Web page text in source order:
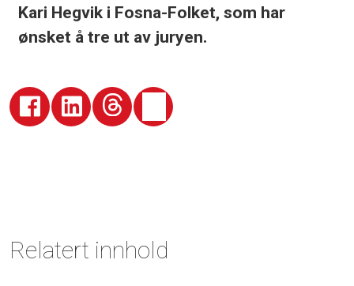
Kari Hegvik i Fosna-Folket, som har
ønsket å tre ut av juryen.
Relatert innhold